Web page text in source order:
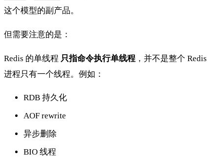
这个模型的副产品。
但需要注意的是：
Redis 的单线程 只指命令执行单线程 ，并不是整个 Redis
进程只有一个线程。例如：
RDB 持久化
AOF rewrite
异步删除
BIO 线程